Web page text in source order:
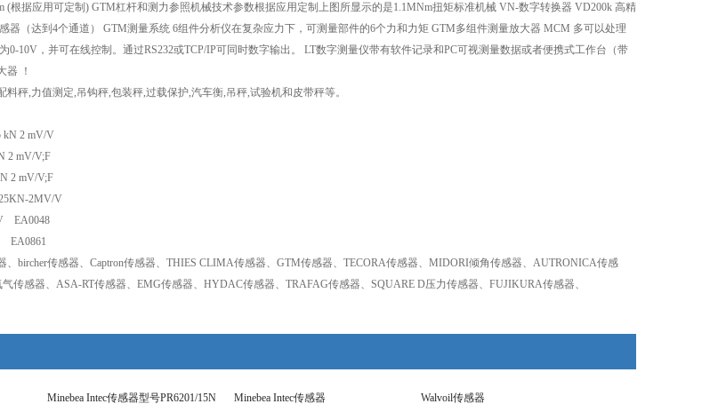
(根据应用可定制) GTM杠杆和测力参照机械技术参数根据应用定制上图所显示的是1.1MNm扭矩标准机械 VN-数字转换器 VD200k 高精
器（达到4个通道） GTM测量系统 6组件分析仪在复杂应力下，可测量部件的6个力和力矩 GTM多组件测量放大器 MCM 多可以处理
0-10V，并可在线控制。通过RS232或TCP/IP可同时数字输出。 LT数字测量仪带有软件记录和PC可视测量数据或者便携式工作台（带
器 ！
料秤,力值测定,吊钩秤,包装秤,过载保护,汽车衡,吊秤,试验机和皮带秤等。
kN 2 mV/V
2 mV/V;F
2 mV/V;F
2MV/V
EA0048
EA0861
、bircher传感器、Captron传感器、THIES CLIMA传感器、GTM传感器、TECORA传感器、MIDORI倾角传感器、AUTRONICA传感
传感器、ASA-RT传感器、EMG传感器、HYDAC传感器、TRAFAG传感器、SQUARE D压力传感器、FUJIKURA传感器、
Minebea Intec传感器型号PR6201/15N Minebea Intec传感器
Walvoil传感器